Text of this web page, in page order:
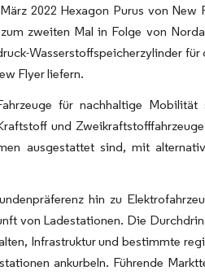
2022 Hexagon Purus von
zweiten Mal in Folge von
Wasserstoffspeicherzylinder
Flyer liefern.
für nachhaltige
und
ausgestattet sind, mit
hin zu
von Ladestationen. Die
Infrastruktur und bestimmte
ankurbeln. Führende